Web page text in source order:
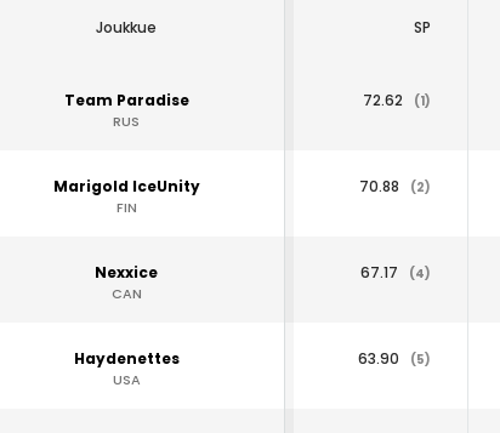
Joukkue SP
Team Paradise
RUS
72.62 (1)
Marigold IceUnity
FIN
70.88 (2)
Nexxice
CAN
67.17 (4)
Haydenettes
USA
63.90 (5)